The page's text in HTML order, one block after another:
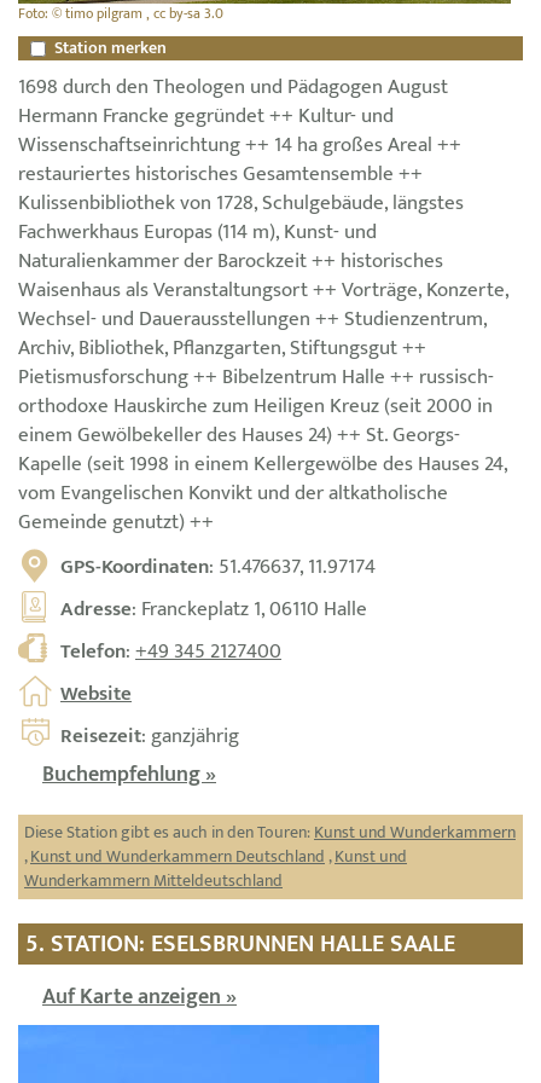
Foto: © timo pilgram , cc by-sa 3.0
Station merken
1698 durch den Theologen und Pädagogen August
Hermann Francke gegründet ++ Kultur- und
Wissenschaftseinrichtung ++ 14 ha großes Areal ++
restauriertes historisches Gesamtensemble ++
Kulissenbibliothek von 1728, Schulgebäude, längstes
Fachwerkhaus Europas (114 m), Kunst- und
Naturalienkammer der Barockzeit ++ historisches
Waisenhaus als Veranstaltungsort ++ Vorträge, Konzerte,
Wechsel- und Dauerausstellungen ++ Studienzentrum,
Archiv, Bibliothek, Pflanzgarten, Stiftungsgut ++
Pietismusforschung ++ Bibelzentrum Halle ++ russisch-
orthodoxe Hauskirche zum Heiligen Kreuz (seit 2000 in
einem Gewölbekeller des Hauses 24) ++ St. Georgs-
Kapelle (seit 1998 in einem Kellergewölbe des Hauses 24,
vom Evangelischen Konvikt und der altkatholische
Gemeinde genutzt) ++
GPS-Koordinaten: 51.476637, 11.97174
Adresse: Franckeplatz 1, 06110 Halle
Telefon:+49 345 2127400
Website
Reisezeit: ganzjährig
Buchempfehlung »
Diese Station gibt es auch in den Touren:Kunst und Wunderkammern
,Kunst und Wunderkammern Deutschland,Kunst und
Wunderkammern Mitteldeutschland
5. STATION: ESELSBRUNNEN HALLE SAALE
Auf Karte anzeigen »